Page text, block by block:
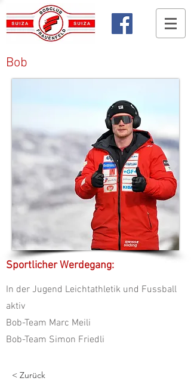
Bob
Sportlicher Werdegang:
In der Jugend Leichtathletik und Fussball
aktiv
Bob-Team Marc Meili
Bob-Team Simon Friedli
< Zurück